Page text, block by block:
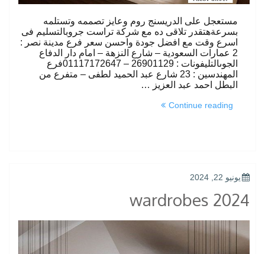
مستعجل على الدريسنج روم وعايز تصممه وتستلمه
بسرعةهتقدر تلاقى ده مع شركة تراست جروبالتسليم فى
اسرع وقت مع افضل جودة واحسن سعر فرع مدينة نصر :
2 عمارات السعودية – شارع النزهة – امام دار الدفاع
الجوىالتليفونات : 26901129 – 01117172647فرع
المهندسين : 23 شارع عبد الحميد لطفى – متفرع من
البطل احمد عبد العزيز …
Continue reading
POSTED
يونيو 22, 2024
wardrobes 2024